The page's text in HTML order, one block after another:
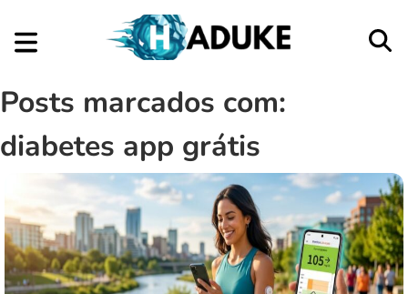
Posts marcados com:
diabetes app grátis